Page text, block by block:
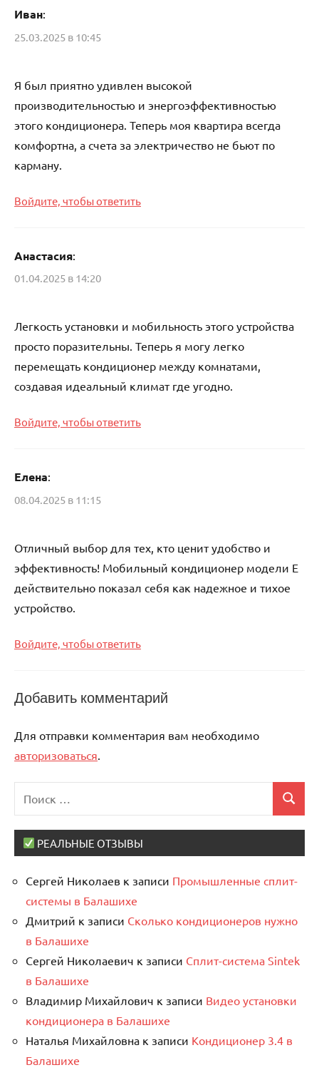
Иван:
25.03.2025 в 10:45
Я был приятно удивлен высокой
производительностью и энергоэффективностью
этого кондиционера. Теперь моя квартира всегда
комфортна, а счета за электричество не бьют по
карману.
Войдите, чтобы ответить
Анастасия:
01.04.2025 в 14:20
Легкость установки и мобильность этого устройства
просто поразительны. Теперь я могу легко
перемещать кондиционер между комнатами,
создавая идеальный климат где угодно.
Войдите, чтобы ответить
Елена:
08.04.2025 в 11:15
Отличный выбор для тех, кто ценит удобство и
эффективность! Мобильный кондиционер модели E
действительно показал себя как надежное и тихое
устройство.
Войдите, чтобы ответить
Добавить комментарий
Для отправки комментария вам необходимо
авторизоваться
Поиск
РЕАЛЬНЫЕ ОТЗЫВЫ
Сергей Николаев к записи Промышленные сплит-
системы в Балашихе
Дмитрий к записи Сколько кондиционеров нужно
в Балашихе
Сергей Николаевич к записи Сплит-система Sintek
в Балашихе
Владимир Михайлович к записи Видео установки
кондиционера в Балашихе
Наталья Михайловна к записи Кондиционер 3.4 в
Балашихе